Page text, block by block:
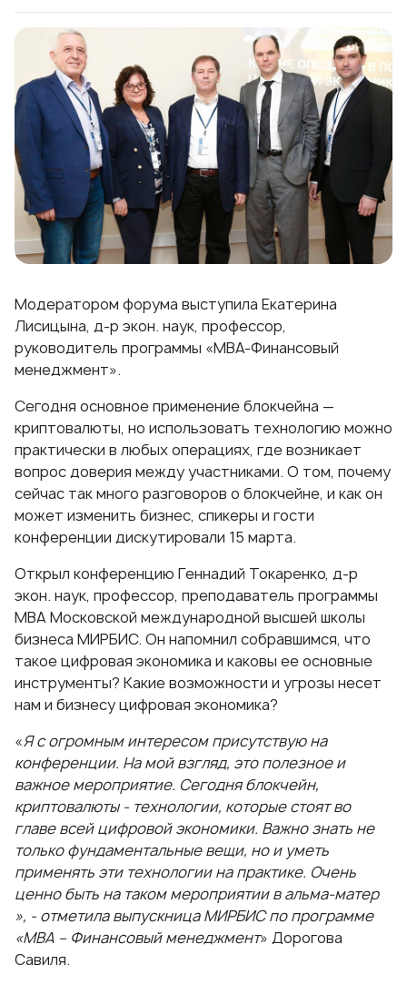
Модератором форума выступила Екатерина
Лисицына, д-р экон. наук, профессор,
руководитель программы «MBA-Финансовый
менеджмент».
Сегодня основное применение блокчейна —
криптовалюты, но использовать технологию можно
практически в любых операциях, где возникает
вопрос доверия между участниками. О том, почему
сейчас так много разговоров о блокчейне, и как он
может изменить бизнес, спикеры и гости
конференции дискутировали 15 марта.
Открыл конференцию Геннадий Токаренко, д-р
экон. наук, профессор, преподаватель программы
MBA Московской международной высшей школы
бизнеса МИРБИС. Он напомнил собравшимся, что
такое цифровая экономика и каковы ее основные
инструменты? Какие возможности и угрозы несет
нам и бизнесу цифровая экономика?
«Я с огромным интересом присутствую на
конференции. На мой взгляд, это полезное и
важное мероприятие. Сегодня блокчейн,
криптовалюты - технологии, которые стоят во
главе всей цифровой экономики. Важно знать не
только фундаментальные вещи, но и уметь
применять эти технологии на практике. Очень
ценно быть на таком мероприятии в альма-матер
», - отметила выпускница МИРБИС по программе
«MBA – Финансовый менеджмент» Дорогова
Савиля.